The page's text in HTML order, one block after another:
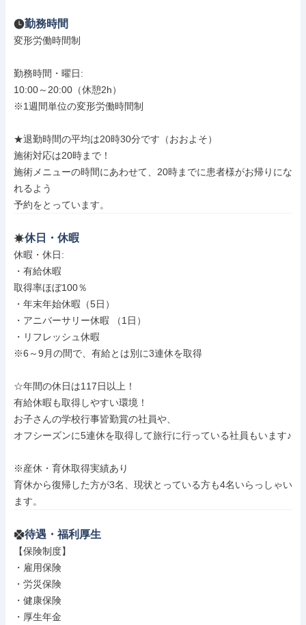
勤務時間
変形労働時間制
勤務時間・曜日:
10:00～20:00（休憩2h）
※1週間単位の変形労働時間制
★退勤時間の平均は20時30分です（おおよそ）
施術対応は20時まで！
施術メニューの時間にあわせて、20時までに患者様がお帰りにな
れるよう
予約をとっています。
休日・休暇
休暇・休日:
・有給休暇
取得率ほぼ100％
・年末年始休暇（5日）
・アニバーサリー休暇 （1日）
・リフレッシュ休暇
※6～9月の間で、有給とは別に3連休を取得
☆年間の休日は117日以上！
有給休暇も取得しやすい環境！
お子さんの学校行事皆勤賞の社員や、
オフシーズンに5連休を取得して旅行に行っている社員もいます♪
※産休・育休取得実績あり
育休から復帰した方が3名、現状とっている方も4名いらっしゃい
ます。
待遇・福利厚生
【保険制度】
・雇用保険
・労災保険
・健康保険
・厚生年金